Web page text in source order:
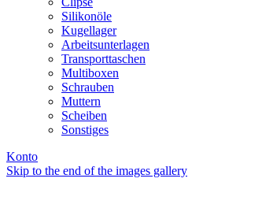
Silikonöle
Kugellager
Arbeitsunterlagen
Transporttaschen
Multiboxen
Schrauben
Muttern
Scheiben
Sonstiges
Konto
Skip to the end of the images gallery